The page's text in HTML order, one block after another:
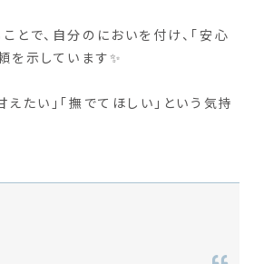
とで、自分のにおいを付け、「安心
を示しています✨
えたい」「撫でてほしい」という気持